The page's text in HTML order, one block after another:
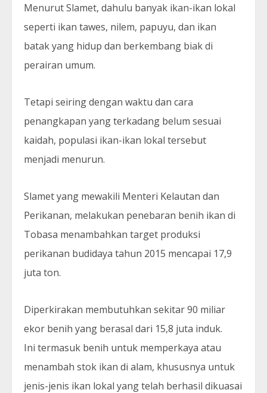
Menurut Slamet, dahulu banyak ikan-ikan lokal
seperti ikan tawes, nilem, papuyu, dan ikan
batak yang hidup dan berkembang biak di
perairan umum.
Tetapi seiring dengan waktu dan cara
penangkapan yang terkadang belum sesuai
kaidah, populasi ikan-ikan lokal tersebut
menjadi menurun.
Slamet yang mewakili Menteri Kelautan dan
Perikanan, melakukan penebaran benih ikan di
Tobasa menambahkan target produksi
perikanan budidaya tahun 2015 mencapai 17,9
juta ton.
Diperkirakan membutuhkan sekitar 90 miliar
ekor benih yang berasal dari 15,8 juta induk.
Ini termasuk benih untuk memperkaya atau
menambah stok ikan di alam, khususnya untuk
jenis-jenis ikan lokal yang telah berhasil dikuasai